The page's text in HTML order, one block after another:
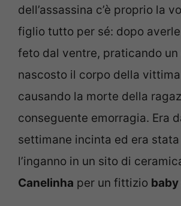
dell’assassina c’è proprio la
figlio tutto per sé: dopo
feto dal ventre, praticando un
nascosto il corpo della
causando la morte della
conseguente emorragia. Era
settimane incinta ed era
l’inganno in un sito di
Canelinha per un fittizio